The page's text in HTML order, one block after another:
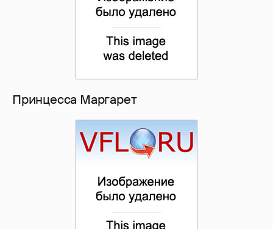
Принцесса Маргарет